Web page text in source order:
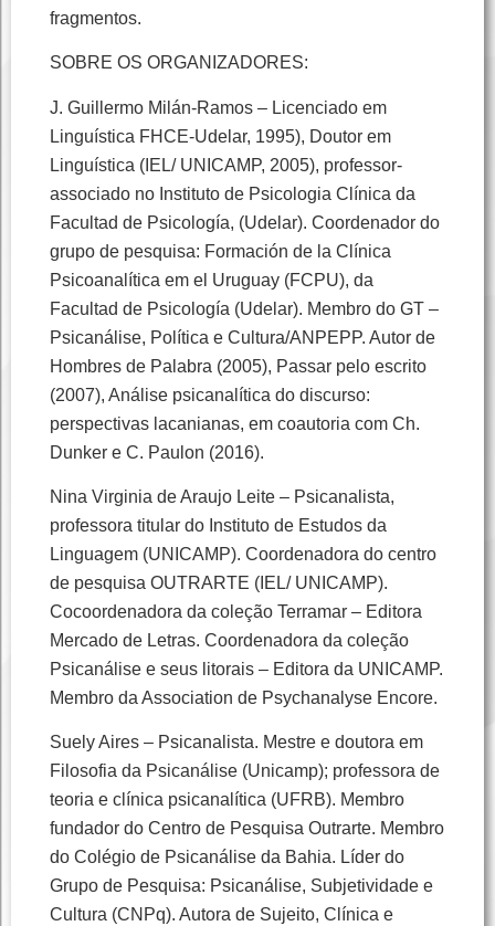
fragmentos.
SOBRE OS ORGANIZADORES:
J. Guillermo Milán-Ramos – Licenciado em
Linguística FHCE-Udelar, 1995), Doutor em
Linguística (IEL/ UNICAMP, 2005), professor-
associado no Instituto de Psicologia Clínica da
Facultad de Psicología, (Udelar). Coordenador do
grupo de pesquisa: Formación de la Clínica
Psicoanalítica em el Uruguay (FCPU), da
Facultad de Psicología (Udelar). Membro do GT –
Psicanálise, Política e Cultura/ANPEPP. Autor de
Hombres de Palabra (2005), Passar pelo escrito
(2007), Análise psicanalítica do discurso:
perspectivas lacanianas, em coautoria com Ch.
Dunker e C. Paulon (2016).
Nina Virginia de Araujo Leite – Psicanalista,
professora titular do Instituto de Estudos da
Linguagem (UNICAMP). Coordenadora do centro
de pesquisa OUTRARTE (IEL/ UNICAMP).
Cocoordenadora da coleção Terramar – Editora
Mercado de Letras. Coordenadora da coleção
Psicanálise e seus litorais – Editora da UNICAMP.
Membro da Association de Psychanalyse Encore.
Suely Aires – Psicanalista. Mestre e doutora em
Filosofia da Psicanálise (Unicamp); professora de
teoria e clínica psicanalítica (UFRB). Membro
fundador do Centro de Pesquisa Outrarte. Membro
do Colégio de Psicanálise da Bahia. Líder do
Grupo de Pesquisa: Psicanálise, Subjetividade e
Cultura (CNPq). Autora de Sujeito, Clínica e